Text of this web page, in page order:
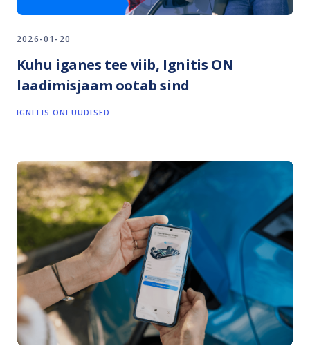
2026-01-20
Kuhu iganes tee viib, Ignitis ON
laadimisjaam ootab sind
IGNITIS ONI UUDISED